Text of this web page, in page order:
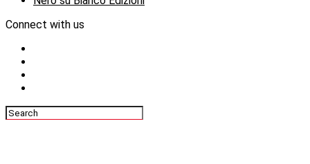
Connect with us